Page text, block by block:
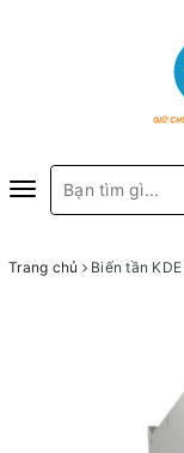
Toggle
navigation
Trang chủ Biến tần